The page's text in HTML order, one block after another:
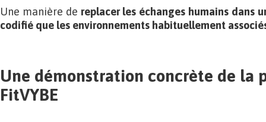
Une manière de replacer les échanges humains dans
codifié que les environnements habituellement
Une démonstration concrète de la
FitVYBE